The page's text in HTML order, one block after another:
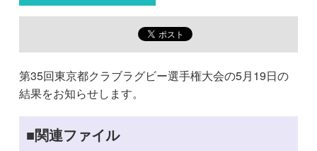
第35回東京都クラブラグビー選手権大会の5月19日の
結果をお知らせします。
関連ファイル